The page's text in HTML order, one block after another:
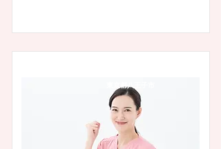
東京都八王子市